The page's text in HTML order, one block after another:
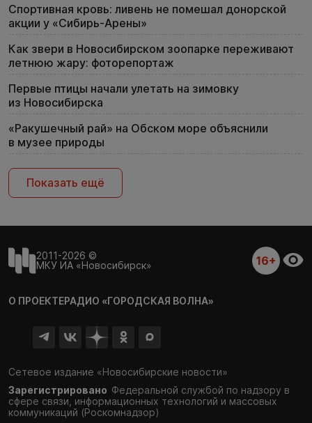
Спортивная кровь: ливень не помешал донорской
акции у «Сибирь-Арены»
Как звери в Новосибирском зоопарке переживают
летнюю жару: фоторепортаж
Первые птицы начали улетать на зимовку
из Новосибирска
«Ракушечный рай» на Обском море объяснили
в музее природы
Показать ещё
2011-2026 ©
МКУ ИА «Новосибирск»
16+
О ПРОЕКТЕРАДИО «ГОРОДСКАЯ ВОЛНА»
Сетевое издание «Новосибирские новости»
Зарегистрировано Федеральной службой по надзору в
сфере связи, информационных технологий и массовых
коммуникаций (Роскомнадзор)